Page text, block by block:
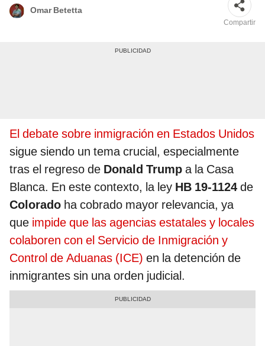
Omar Betetta
Compartir
El debate sobre inmigración en Estados Unidos
sigue siendo un tema crucial, especialmente
tras el regreso de Donald Trump a la Casa
Blanca. En este contexto, la ley HB 19-1124 de
Colorado ha cobrado mayor relevancia, ya
que impide que las agencias estatales y locales
colaboren con el Servicio de Inmigración y
Control de Aduanas (ICE) en la detención de
inmigrantes sin una orden judicial.